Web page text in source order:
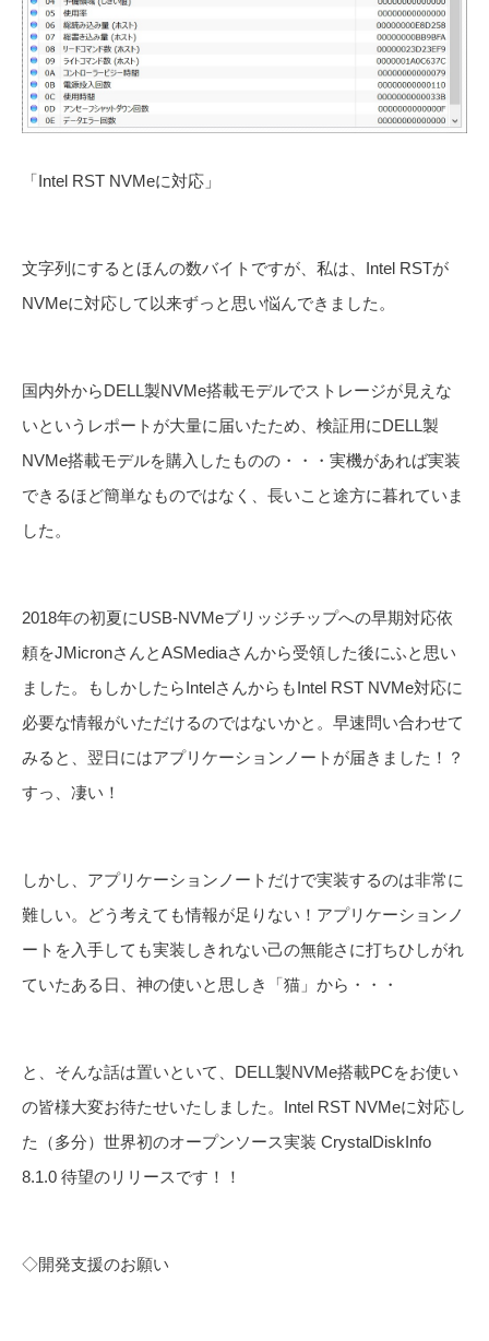
「Intel RST NVMeに対応」
文字列にするとほんの数バイトですが、私は、Intel RSTが
NVMeに対応して以来ずっと思い悩んできました。
国内外からDELL製NVMe搭載モデルでストレージが見えな
いというレポートが大量に届いたため、検証用にDELL製
NVMe搭載モデルを購入したものの・・・実機があれば実装
できるほど簡単なものではなく、長いこと途方に暮れていま
した。
2018年の初夏にUSB-NVMeブリッジチップへの早期対応依
頼をJMicronさんとASMediaさんから受領した後にふと思い
ました。もしかしたらIntelさんからもIntel RST NVMe対応に
必要な情報がいただけるのではないかと。早速問い合わせて
みると、翌日にはアプリケーションノートが届きました！？
すっ、凄い！
しかし、アプリケーションノートだけで実装するのは非常に
難しい。どう考えても情報が足りない！アプリケーションノ
ートを入手しても実装しきれない己の無能さに打ちひしがれ
ていたある日、神の使いと思しき「猫」から・・・
と、そんな話は置いといて、DELL製NVMe搭載PCをお使い
の皆様大変お待たせいたしました。Intel RST NVMeに対応し
た（多分）世界初のオープンソース実装 CrystalDiskInfo
8.1.0 待望のリリースです！！
◇開発支援のお願い